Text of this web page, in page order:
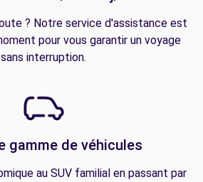
? Notre service d'assistance est
pour vous garantir un voyage
sans interruption.
gamme de véhicules
au SUV familial en passant par